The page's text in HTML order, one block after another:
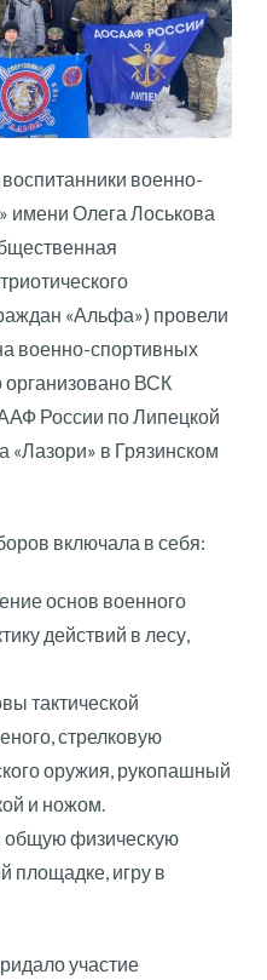
военно-
имени Олега Лоськова
«Альфа») провели
военно-спортивных
ВСК
России по Липецкой
«Лазори» в Грязинском
включала в себя:
основ военного
действий в лесу,
тактической
стрелковую
оружия, рукопашный
и ножом.
общую физическую
площадке, игру в
участие